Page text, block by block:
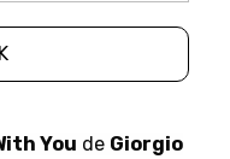
You de Giorgio